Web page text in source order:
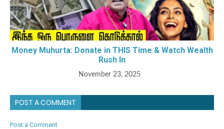
Money Muhurta: Donate in THIS Time & Watch Wealth
Rush In
November 23, 2025
POST A COMMENT
Post a Comment